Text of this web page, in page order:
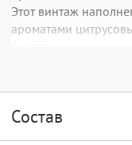
Этот винтаж
ароматами
смородину, ягоды
Состав